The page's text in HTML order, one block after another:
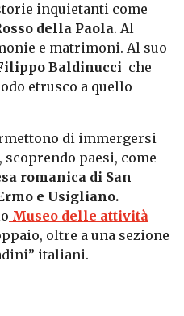
inquietanti come
della Paola. Al
e matrimoni. Al suo
Baldinucci che
etrusco a quello
di immergersi
scoprendo paesi, come
romanica di San
e Usigliano.
Museo delle attività
oltre a una sezione
italiani.